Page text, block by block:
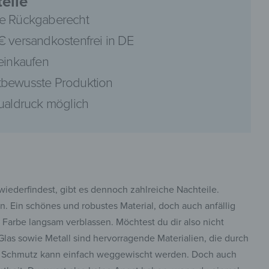
Rückgaberecht
versandkostenfrei in DE
Produktion
möglich
gibt es dennoch zahlreiche Nachteile.
Ein schönes und robustes Material, doch auch anfällig
langsam verblassen. Möchtest du dir also nicht
sowie Metall sind hervorragende Materialien, die durch
kann einfach weggewischt werden. Doch auch
pinterest